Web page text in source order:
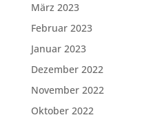
März 2023
Februar 2023
Januar 2023
Dezember 2022
November 2022
Oktober 2022